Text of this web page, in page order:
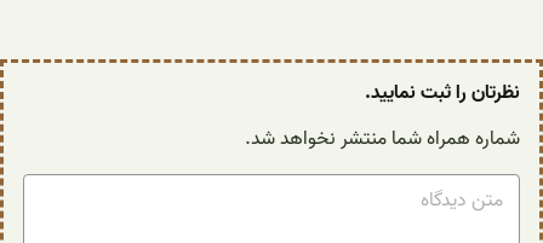
نظرتان را ثبت نمایید.
شماره همراه شما منتشر نخواهد شد.